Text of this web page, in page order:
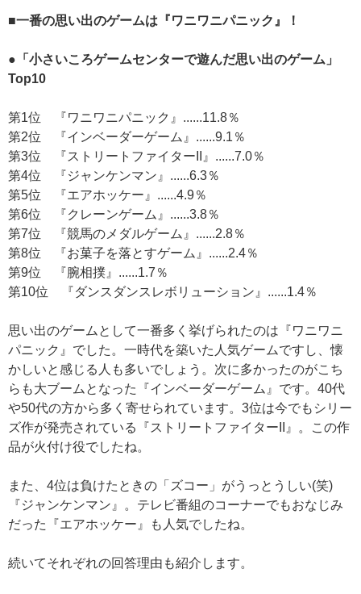
■一番の思い出のゲームは『ワニワニパニック』！
●「小さいころゲームセンターで遊んだ思い出のゲーム」
Top10
第1位 『ワニワニパニック』......11.8％
第2位 『インベーダーゲーム』......9.1％
第3位 『ストリートファイターII』......7.0％
第4位 『ジャンケンマン』......6.3％
第5位 『エアホッケー』......4.9％
第6位 『クレーンゲーム』......3.8％
第7位 『競馬のメダルゲーム』......2.8％
第8位 『お菓子を落とすゲーム』......2.4％
第9位 『腕相撲』......1.7％
第10位 『ダンスダンスレボリューション』......1.4％
思い出のゲームとして一番多く挙げられたのは『ワニワニ
パニック』でした。一時代を築いた人気ゲームですし、懐
かしいと感じる人も多いでしょう。次に多かったのがこち
らも大ブームとなった『インベーダーゲーム』です。40代
や50代の方から多く寄せられています。3位は今でもシリー
ズ作が発売されている『ストリートファイターII』。この作
品が火付け役でしたね。
また、4位は負けたときの「ズコー」がうっとうしい(笑)
『ジャンケンマン』。テレビ番組のコーナーでもおなじみ
だった『エアホッケー』も人気でしたね。
続いてそれぞれの回答理由も紹介します。